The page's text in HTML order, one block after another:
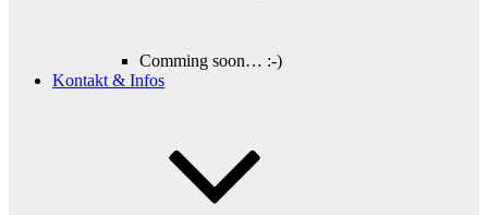
Comming soon… :-)
Kontakt & Infos